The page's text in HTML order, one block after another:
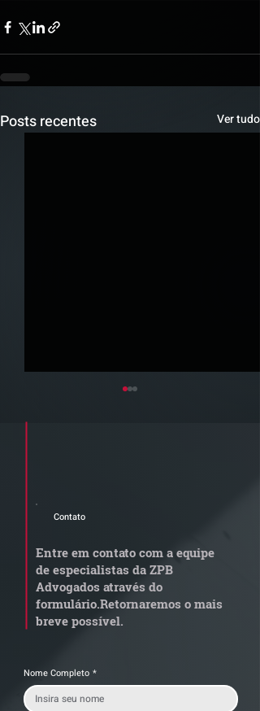
Posts recentes Ver tudo
Quem arremata imóvel
dívida condominial
anterior?
Contato
Entre em contato com a equipe
de especialistas da ZPB
Advogados através do
formulário.Retornaremos o mais
breve possível.
Nome Completo *